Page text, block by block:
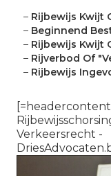
– Rijbewijs Kwijt
– Beginnend
– Rijbewijs Kwijt
– Rijverbod Of
– Rijbewijs
Verkeersrecht -